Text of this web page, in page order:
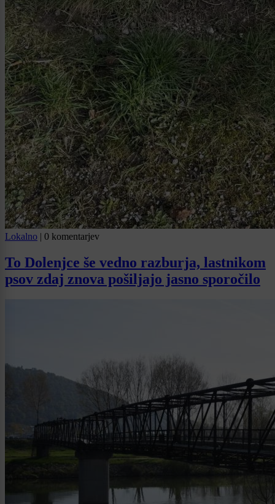
Lokalno | 0 komentarjev
To Dolenjce še vedno razburja, lastnikom
psov zdaj znova pošiljajo jasno sporočilo